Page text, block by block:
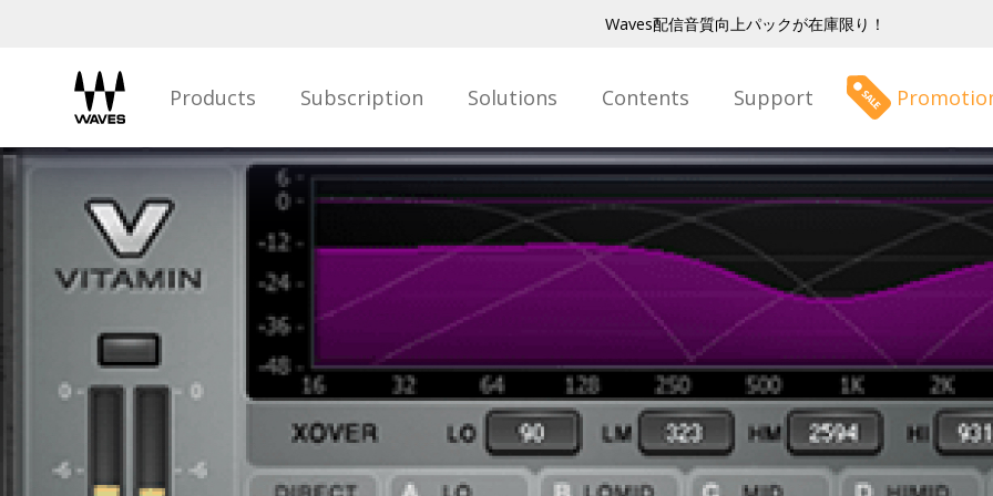
Waves配信音質向上パックが在庫限り！
Products Subscription Solutions Contents Support